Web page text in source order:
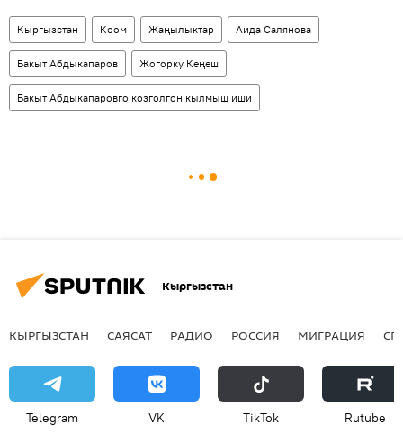
Кыргызстан Коом Жаңылыктар Аида Салянова
Бакыт Абдыкапаров Жогорку Кеңеш
Бакыт Абдыкапаровго козголгон кылмыш иши
Кыргызстан
КЫРГЫЗСТАН САЯСАТ РАДИО РОССИЯ МИГРАЦИЯ
Telegram VK ТikТоk Rutube